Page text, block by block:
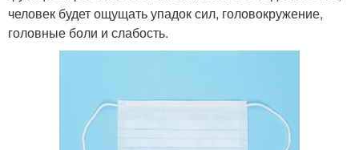
человек будет ощущать упадок сил, головокружение,
головные боли и слабость.